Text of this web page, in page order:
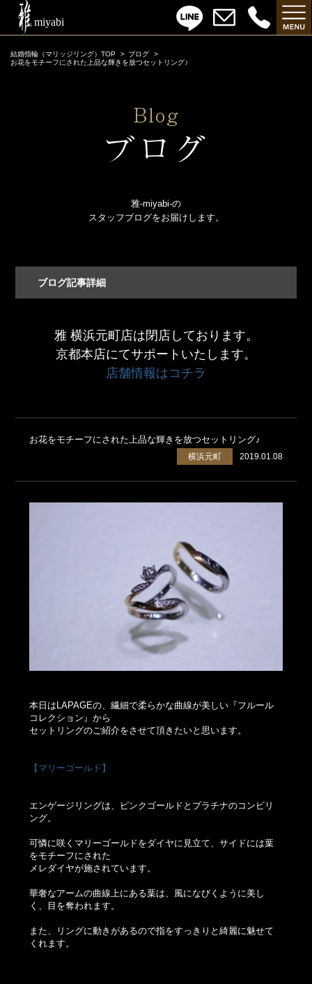
結婚指輪（マリッジリング）TOP
ブログ
お花をモチーフにされた上品な輝きを放つセットリング♪
雅-miyabi-の
スタッフブログをお届けします。
ブログ記事詳細
雅 横浜元町店は閉店しております。
京都本店にてサポートいたします。
店舗情報はコチラ
お花をモチーフにされた上品な輝きを放つセットリング♪
2019.01.08
横浜元町
本日はLAPAGEの、繊細で柔らかな曲線が美しい『フルール
コレクション』から
セットリングのご紹介をさせて頂きたいと思います。
【マリーゴールド】
エンゲージリングは、ピンクゴールドとプラチナのコンビリ
ング。
可憐に咲くマリーゴールドをダイヤに見立て、サイドには葉
をモチーフにされた
メレダイヤが施されています。
華奢なアームの曲線上にある葉は、風になびくように美し
く、目を奪われます。
また、リングに動きがあるので指をすっきりと綺麗に魅せて
くれます。